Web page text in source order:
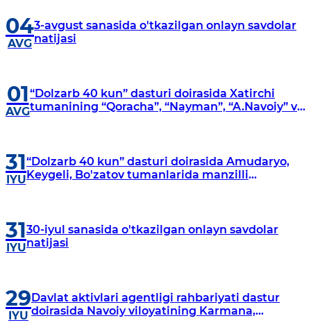
04
AVG
3-avgust sanasida o'tkazilgan onlayn savdolar
natijasi
01
AVG
“Dolzarb 40 kun” dasturi doirasida Xatirchi
tumanining “Qoracha”, “Nayman”, “A.Navoiy” va
31
IYU
“Dolzarb 40 kun” dasturi doirasida Amudaryo,
Keygeli, Bo'zatov tumanlarida manzilli
31
IYU
30-iyul sanasida o'tkazilgan onlayn savdolar
natijasi
29
IYU
Davlat aktivlari agentligi rahbariyati dastur
doirasida Navoiy viloyatining Karmana,